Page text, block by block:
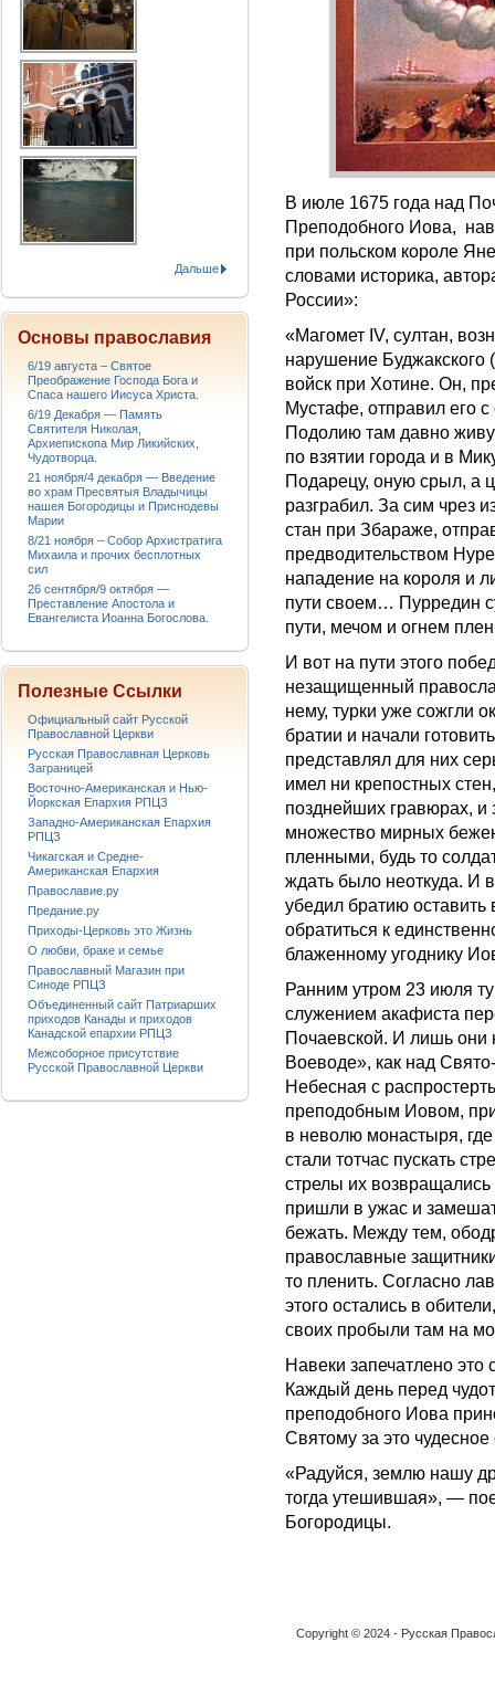
В июле 1675 года над
Преподобного Иова,
при польском короле
словами историка,
России»:
«Магомет IV, султан,
нарушение Буджакского
войск при Хотине. Он,
Мустафе, отправил его
Подолию там давно
по взятии города и в
Подарецу, оную срыл, а
разграбил. За сим чрез
стан при Збараже,
предводительством
нападение на короля и
пути своем… Пурредин
пути, мечом и огнем
И вот на пути этого
незащищенный
нему, турки уже сожгли
братии и начали
представлял для них
имел ни крепостных
позднейших гравюрах, и
множество мирных
пленными, будь то
ждать было неоткуда. И
убедил братию
обратиться к
блаженному угоднику
Ранним утром 23 июля
служением акафиста
Почаевской. И лишь они
Воеводе», как над
Небесная с
преподобным Иовом,
в неволю монастыря,
стали тотчас пускать
стрелы их
пришли в ужас и
бежать. Между тем,
православные
то пленить. Согласно
этого остались в
своих пробыли там на
Навеки запечатлено
Каждый день перед
преподобного Иова
Святому за это
«Радуйся, землю нашу
тогда утешившая», —
Богородицы.
Дальше
Основы православия
6/19 августа – Святое
Преображение Господа Бога и
Спаса нашего Иисуса Христа.
6/19 Декабря — Память
Святителя Николая,
Архиепископа Мир Ликийских,
Чудотворца.
21 ноября/4 декабря — Введение
во храм Пресвятыя Владычицы
нашея Богородицы и Приснодевы
Марии
8/21 ноября – Собор Архистратига
Михаила и прочих бесплотных
сил
26 сентября/9 октября —
Преставление Апостола и
Евангелиста Иоанна Богослова.
Полезные Ссылки
Официальный сайт Русской
Православной Церкви
Русская Православная Церковь
Заграницей
Восточно-Американская и Нью-
Йоркская Епархия РПЦЗ
Западно-Американская Епархия
РПЦЗ
Чикагская и Средне-
Американская Епархия
Православие.ру
Предание.ру
Приходы-Церковь это Жизнь
О любви, браке и семье
Православный Магазин при
Синоде РПЦЗ
Объединенный сайт Патриарших
приходов Канады и приходов
Канадской епархии РПЦЗ
Межсоборное присутствие
Русской Православной Церкви
Copyright © 2024 - Русская